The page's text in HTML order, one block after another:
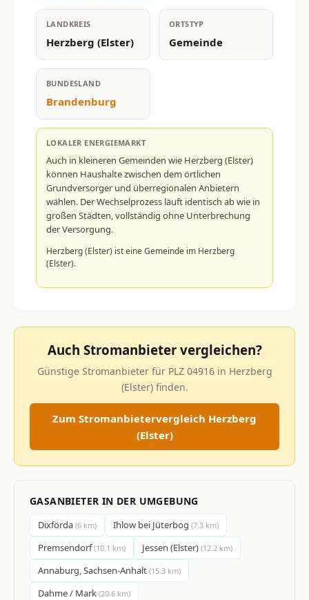
LANDKREIS
Herzberg (Elster)
ORTSTYP
Gemeinde
BUNDESLAND
Brandenburg
LOKALER ENERGIEMARKT
Auch in kleineren Gemeinden wie Herzberg (Elster)
können Haushalte zwischen dem örtlichen
Grundversorger und überregionalen Anbietern
wählen. Der Wechselprozess läuft identisch ab wie in
großen Städten, vollständig ohne Unterbrechung
der Versorgung.
Herzberg (Elster) ist eine Gemeinde im Herzberg
(Elster).
Auch Stromanbieter vergleichen?
Günstige Stromanbieter für PLZ 04916 in Herzberg
(Elster) finden.
Zum Stromanbietervergleich Herzberg
(Elster)
GASANBIETER IN DER UMGEBUNG
Dixförda (6 km) Ihlow bei Jüterbog (7.3 km)
Premsendorf(10.1 km) Jessen (Elster) (12.2 km)
Annaburg, Sachsen-Anhalt (15.3 km)
Dahme / Mark (20.6 km)